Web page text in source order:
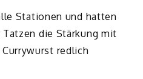
Stationen und hatten
die Stärkung mit
redlich